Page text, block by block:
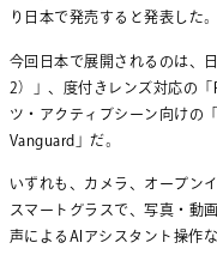
り日本で発売すると発表した。
今回日本で展開されるのは、
2）」、度付きレンズ対応の
ツ・アクティブシーン向けの
Vanguard」だ。
いずれも、カメラ、オープン
スマートグラスで、写真・動
声によるAIアシスタント操作